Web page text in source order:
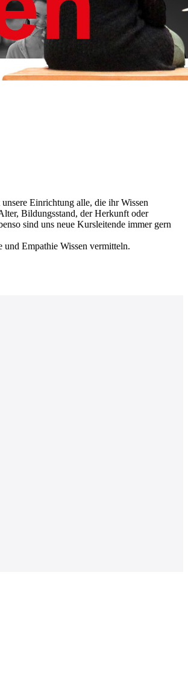
Einrichtung alle, die ihr Wissen
Bildungsstand, der Herkunft oder
sind uns neue Kursleitende immer gern
Empathie Wissen vermitteln.